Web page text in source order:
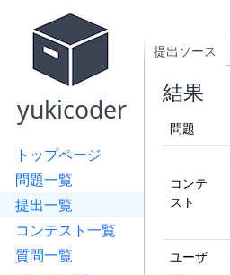
yukicoder
トップページ
問題一覧
提出一覧
コンテスト一覧
質問一覧
提出ソース
結果
問題
コンテ
スト
ユーザ